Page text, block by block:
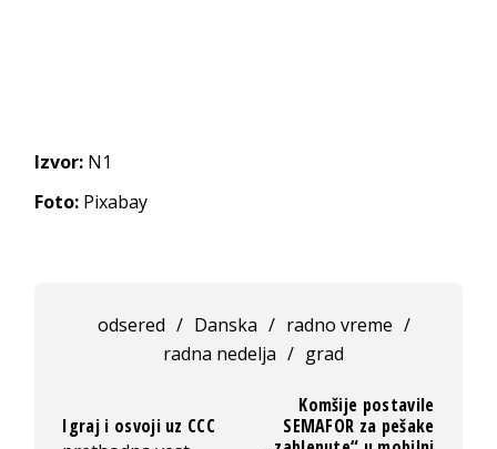
Izvor: N1
Foto: Pixabay
odsered / Danska / radno vreme /
radna nedelja / grad
Igraj i osvoji uz CCC
Komšije postavile
SEMAFOR za pešake